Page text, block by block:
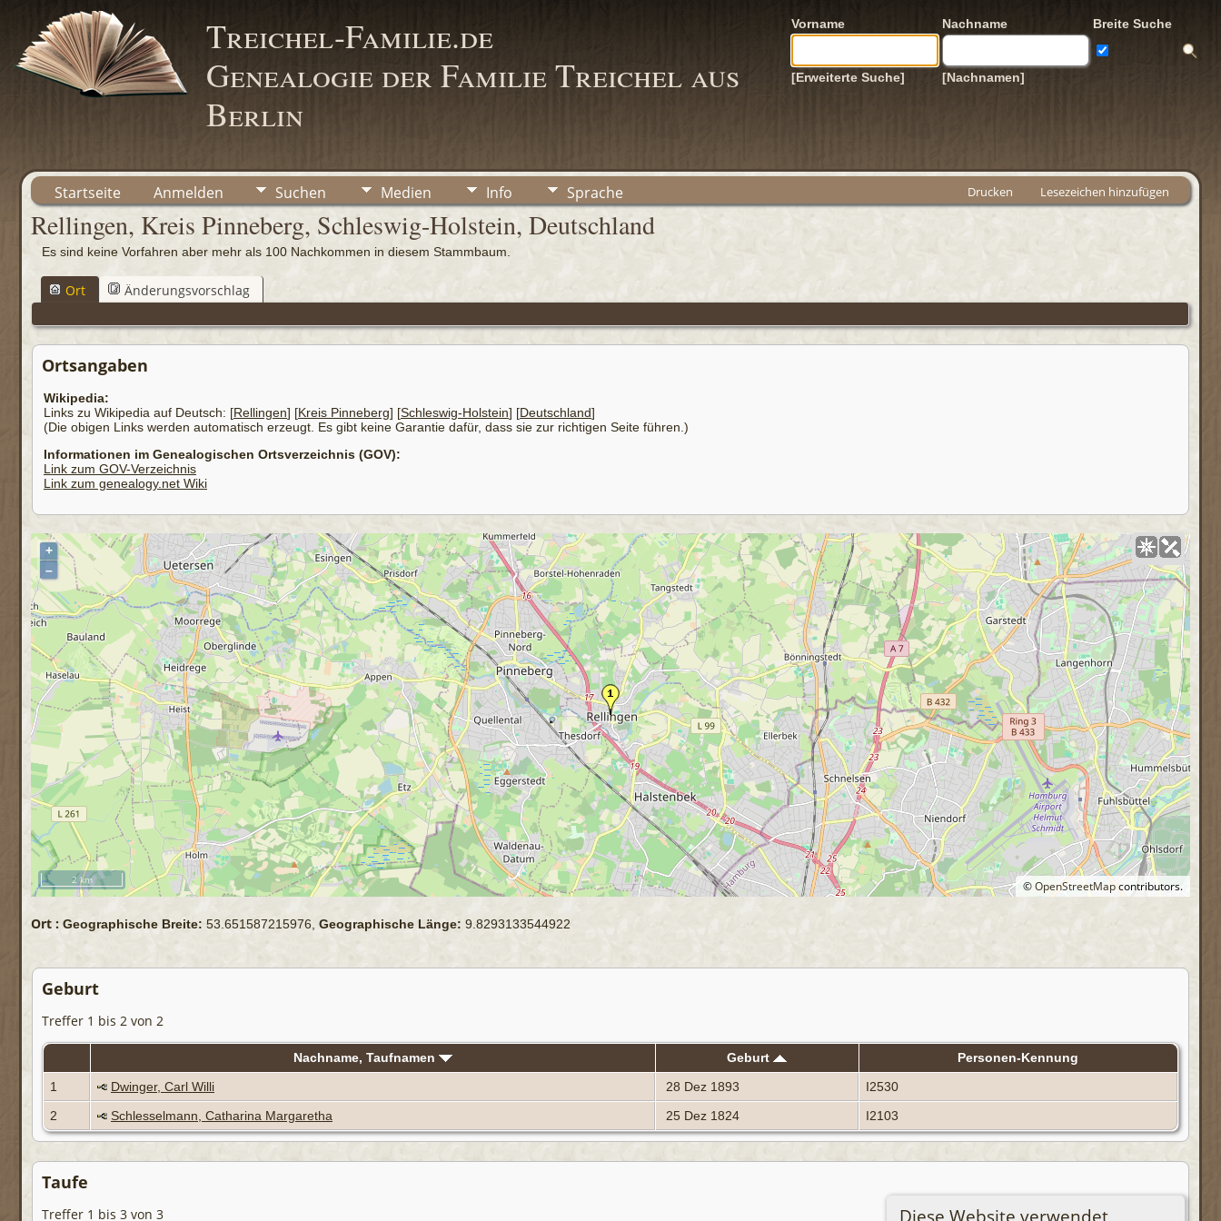
Treichel-Familie.de
Genealogie der Familie Treichel aus
Berlin
Vorname Nachname Breite Suche
[Erweiterte Suche] [Nachnamen]
Startseite Anmelden Suchen Medien Info Sprache Drucken Lesezeichen hinzufügen
Diese Website verwendet
Rellingen, Kreis Pinneberg, Schleswig-Holstein, Deutschland
Es sind keine Vorfahren aber mehr als 100 Nachkommen in diesem Stammbaum.
Ort Änderungsvorschlag
Ortsangaben
Wikipedia:
Links zu Wikipedia auf Deutsch: [Rellingen] [Kreis Pinneberg] [Schleswig-Holstein] [Deutschland]
(Die obigen Links werden automatisch erzeugt. Es gibt keine Garantie dafür, dass sie zur richtigen Seite führen.)
Informationen im Genealogischen Ortsverzeichnis (GOV):
Link zum GOV-Verzeichnis
Link zum genealogy.net Wiki
+
–
©OpenStreetMapcontributors.
2 km
Ort : Geographische Breite:53.651587215976, Geographische Länge: 9.8293133544922
Geburt
Treffer 1 bis 2 von 2
Nachname, Taufnamen Geburt
Personen-Kennung
1
Dwinger, Carl Willi 28 Dez 1893
I2530
2
Schlesselmann, Catharina Margaretha 25 Dez 1824 I2103
Taufe
Treffer 1 bis 3 von 3